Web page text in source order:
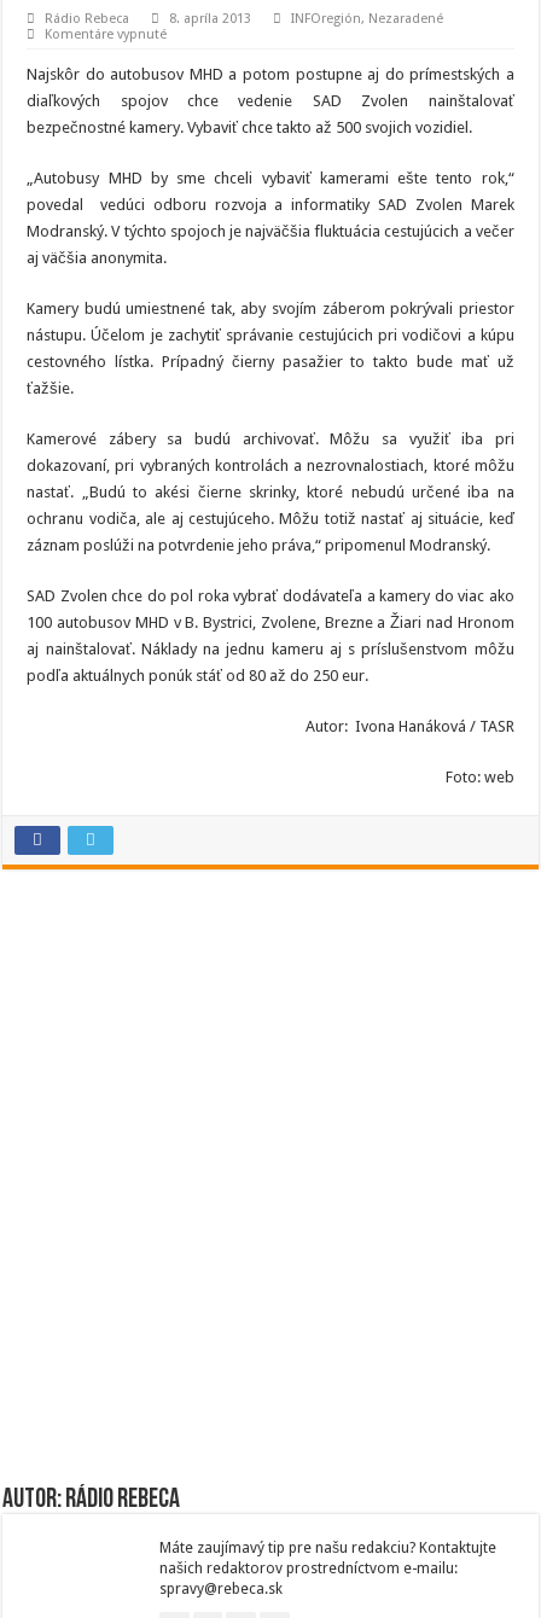
Rádio Rebeca 8. apríla 2013 INFOregión, Nezaradené
Komentáre vypnuténa
inštalovať
do
autobusov
kamery
Najskôr do autobusov MHD a potom postupne aj do prímestských a
diaľkových spojov chce vedenie SAD Zvolen nainštalovať
bezpečnostné kamery. Vybaviť chce takto až 500 svojich vozidiel.
„Autobusy MHD by sme chceli vybaviť kamerami ešte tento rok,“
povedal vedúci odboru rozvoja a informatiky SAD Zvolen Marek
Modranský. V týchto spojoch je najväčšia fluktuácia cestujúcich a večer
aj väčšia anonymita.
Kamery budú umiestnené tak, aby svojím záberom pokrývali priestor
nástupu. Účelom je zachytiť správanie cestujúcich pri vodičovi a kúpu
cestovného lístka. Prípadný čierny pasažier to takto bude mať už
ťažšie.
Kamerové zábery sa budú archivovať. Môžu sa využiť iba pri
dokazovaní, pri vybraných kontrolách a nezrovnalostiach, ktoré môžu
nastať. „Budú to akési čierne skrinky, ktoré nebudú určené iba na
ochranu vodiča, ale aj cestujúceho. Môžu totiž nastať aj situácie, keď
záznam poslúži na potvrdenie jeho práva,“ pripomenul Modranský.
SAD Zvolen chce do pol roka vybrať dodávateľa a kamery do viac ako
100 autobusov MHD v B. Bystrici, Zvolene, Brezne a Žiari nad Hronom
aj nainštalovať. Náklady na jednu kameru aj s príslušenstvom môžu
podľa aktuálnych ponúk stáť od 80 až do 250 eur.
Autor: Ivona Hanáková / TASR
Foto: web
Autor: Rádio Rebeca
Máte zaujímavý tip pre našu redakciu? Kontaktujte
našich redaktorov prostredníctvom e-mailu:
spravy@rebeca.sk